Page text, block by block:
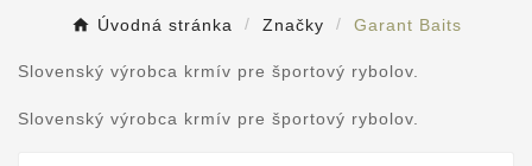
Úvodná stránka Značky Garant Baits
Slovenský výrobca krmív pre športový rybolov.
Slovenský výrobca krmív pre športový rybolov.